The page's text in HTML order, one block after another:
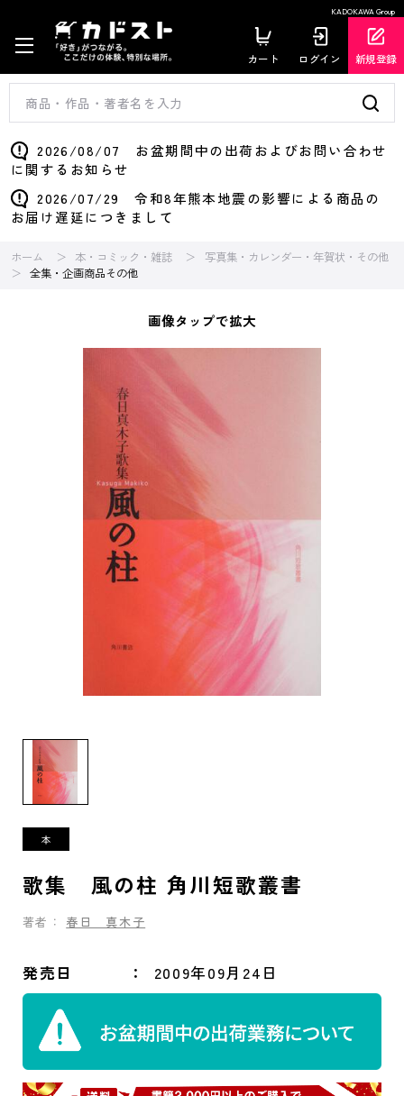
KADOKAWA Group
カート ログイン 新規登録
2026/08/07 お盆期間中の出荷およびお問い合わせ
に関するお知らせ
2026/07/29 令和8年熊本地震の影響による商品の
お届け遅延につきまして
ホーム 本・コミック・雑誌
写真集・カレンダー・年賀状・その他
全集・企画商品その他
画像タップで拡大
歌集 風の柱 角川短歌叢書
著者： 春日 真木子
発売日 2009年09月24日